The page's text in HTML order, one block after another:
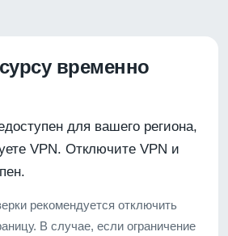
временно
для вашего региона,
VPN. Отключите VPN и
рекомендуется отключить
В случае, если ограничение